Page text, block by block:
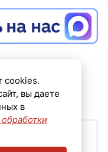
cookies.
вы даете
в